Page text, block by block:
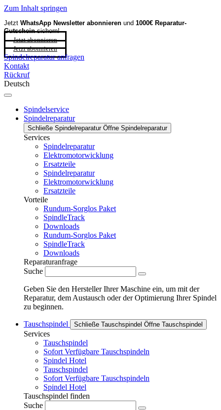
Zum Inhalt springen
Jetzt WhatsApp Newsletter abonnieren und 1000€ Reparatur-
Gutscheinsichern!
Jetzt abonnieren
Jetzt abonnieren
Spindelreparatur anfragen
Kontakt
Rückruf
Deutsch
Spindelservice
Spindelreparatur
Schließe Spindelreparatur Öffne Spindelreparatur
Services
Spindelreparatur
Elektromotorwicklung
Ersatzteile
Spindelreparatur
Elektromotorwicklung
Ersatzteile
Vorteile
Rundum-Sorglos Paket
SpindleTrack
Downloads
Rundum-Sorglos Paket
SpindleTrack
Downloads
Reparaturanfrage
Suche
Geben Sie den Hersteller Ihrer Maschine ein, um mit der
Reparatur, dem Austausch oder der Optimierung Ihrer Spindel
zu beginnen.
Tauschspindel Schließe Tauschspindel Öffne Tauschspindel
Services
Tauschspindel
Sofort Verfügbare Tauschspindeln
Spindel Hotel
Tauschspindel
Sofort Verfügbare Tauschspindeln
Spindel Hotel
Tauschspindel finden
Suche